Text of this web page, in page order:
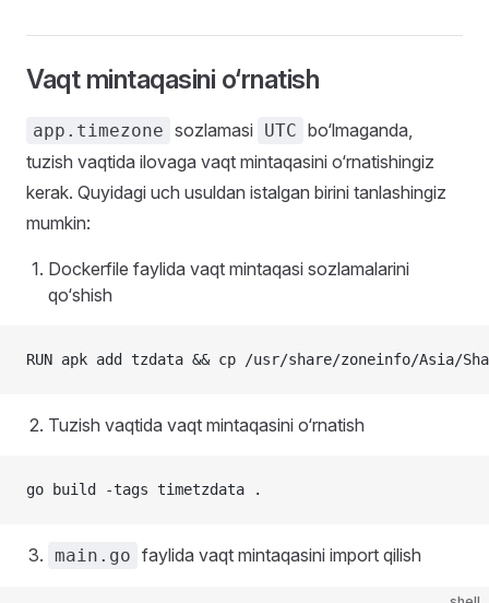
Vaqt mintaqasini o‘rnatish
app.timezone sozlamasi UTC bo‘lmaganda,
tuzish vaqtida ilovaga vaqt mintaqasini o‘rnatishingiz
kerak. Quyidagi uch usuldan istalgan birini tanlashingiz
mumkin:
Dockerfile faylida vaqt mintaqasi sozlamalarini
qo‘shish
RUN apk add tzdata && cp /usr/share/zoneinfo/Asia/
Tuzish vaqtida vaqt mintaqasini o‘rnatish
go build -tags timetzdata .
main.go faylida vaqt mintaqasini import qilish